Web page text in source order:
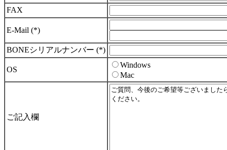
FAX
E-Mail (*)
BONEシリアルナンバー (*)
OS
Windows
Mac
ご記入欄